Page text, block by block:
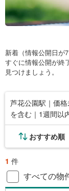
新着（情報公開日が
すぐに情報公開が終
見つけましょう。
芦花公園駅｜価
を含む｜1週間以
おすすめ順
1 件
すべての物